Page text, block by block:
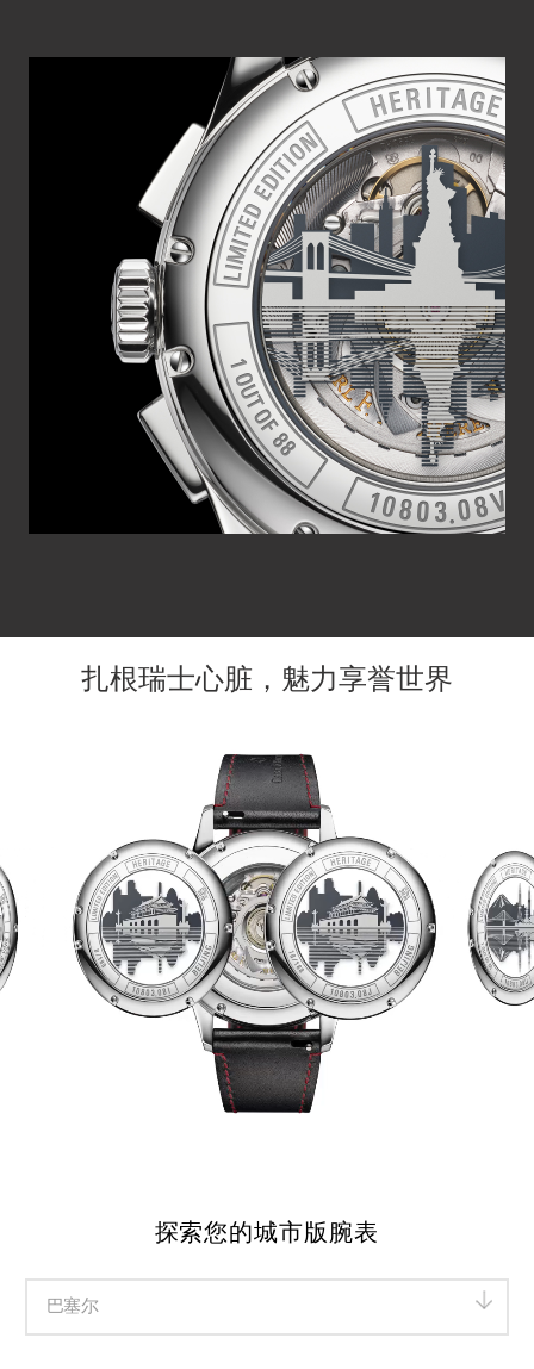
扎根瑞士心脏，魅力享誉世界
探索您的城市版腕表
巴塞尔